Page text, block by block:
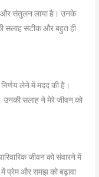
और संतुलन लाया है। उनके
सलाह सटीक और बहुत ही
लेने में मदद की है।
उनकी सलाह ने मेरे जीवन को
जीवन को संवारने में
में प्रेम और समझ को बढ़ावा